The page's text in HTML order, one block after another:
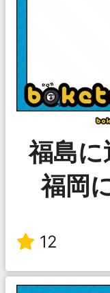
福島に
福岡
12